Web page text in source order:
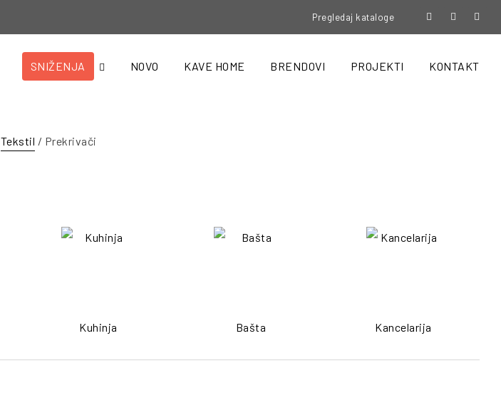
Pregledaj kataloge
SNIŽENJA NOVO KAVE HOME BRENDOVI PROJEKTI KONTAKT
Tekstil / Prekrivači
Kuhinja Bašta Kancelarija